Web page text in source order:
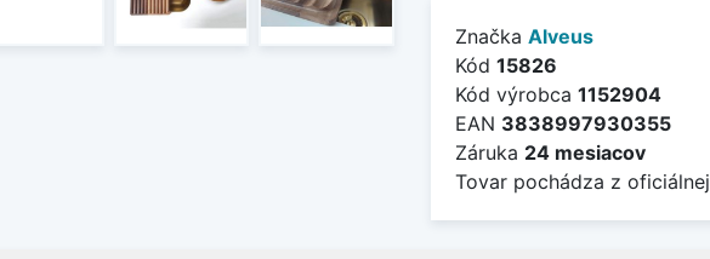
Značka Alveus
Kód 15826
Kód výrobca 1152904
EAN 3838997930355
Záruka 24 mesiacov
Tovar pochádza z